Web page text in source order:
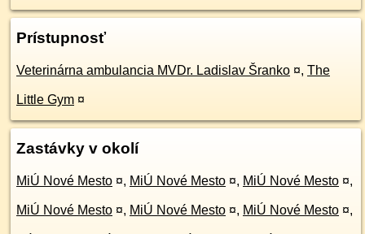
Prístupnosť
Veterinárna ambulancia MVDr. Ladislav Šranko ¤, The
Little Gym ¤
Zastávky v okolí
MiÚ Nové Mesto ¤, MiÚ Nové Mesto ¤, MiÚ Nové Mesto ¤,
MiÚ Nové Mesto ¤, MiÚ Nové Mesto ¤, MiÚ Nové Mesto ¤,